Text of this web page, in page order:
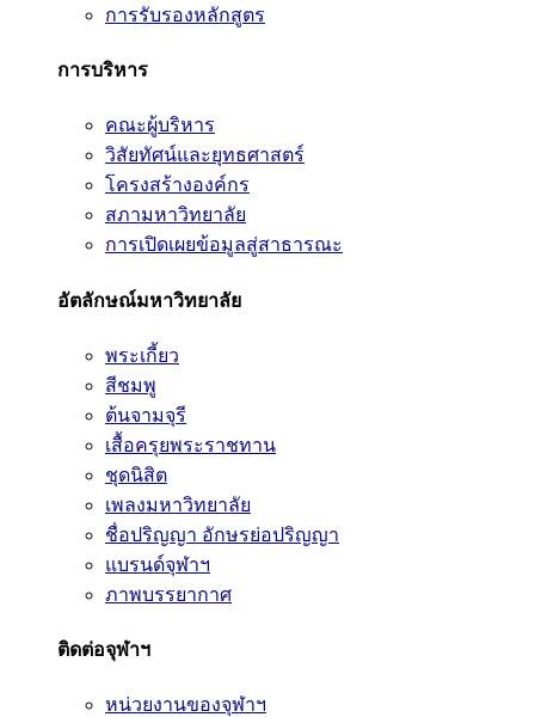
การรับรองหลักสูตร
การบริหาร
คณะผู้บริหาร
วิสัยทัศน์และยุทธศาสตร์
โครงสร้างองค์กร
สภามหาวิทยาลัย
การเปิดเผยข้อมูลสู่สาธารณะ
อัตลักษณ์มหาวิทยาลัย
พระเกี้ยว
สีชมพู
ต้นจามจุรี
เสื้อครุยพระราชทาน
ชุดนิสิต
เพลงมหาวิทยาลัย
ชื่อปริญญา อักษรย่อปริญญา
แบรนด์จุฬาฯ
ภาพบรรยากาศ
ติดต่อจุฬาฯ
หน่วยงานของจุฬาฯ